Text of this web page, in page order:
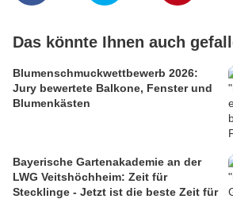
Das könnte Ihnen auch
Blumenschmuckwettbewerb 2026:
Jury bewertete Balkone, Fenster und
Blumenkästen
Bayerische Gartenakademie an der
LWG Veitshöchheim: Zeit für
Stecklinge - Jetzt ist die beste Zeit für